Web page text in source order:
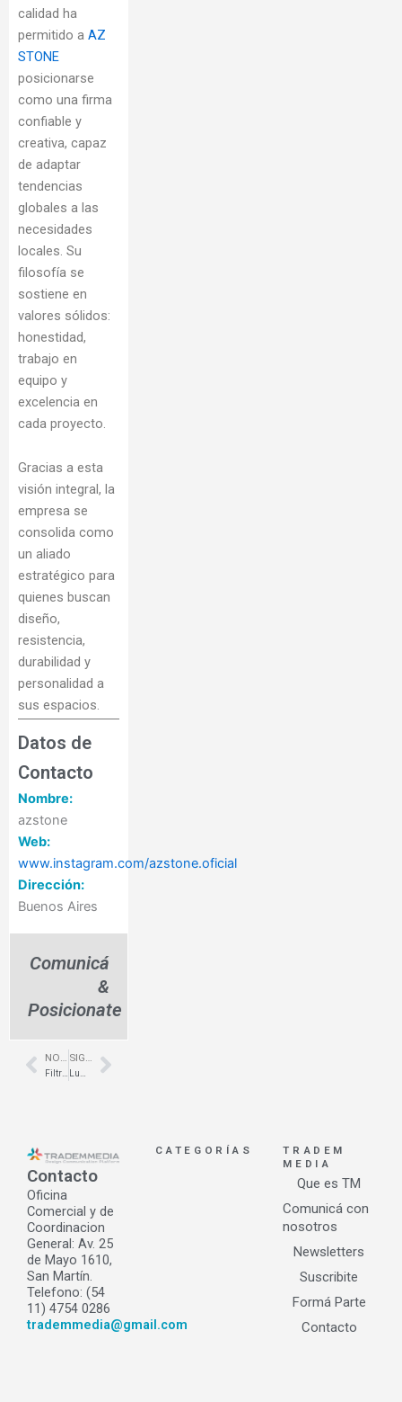
calidad ha
permitido a AZ
STONE
posicionarse
como una firma
confiable y
creativa, capaz
de adaptar
tendencias
globales a las
necesidades
locales. Su
filosofía se
sostiene en
valores sólidos:
honestidad,
trabajo en
equipo y
excelencia en
cada proyecto.
Gracias a esta
visión integral, la
empresa se
consolida como
un aliado
estratégico para
quienes buscan
diseño,
resistencia,
durabilidad y
personalidad a
sus espacios.
Datos de
Contacto
Nombre:
azstone
Web:
www.instagram.com/azstone.oficial
Dirección:
Buenos Aires
Comunicá
&
Posicionate
Prev
NOTA ANTERIOR SIGUIENTE NOTA Next
Contacto
Oficina
Comercial y de
Coordinacion
General: Av. 25
de Mayo 1610,
San Martín.
Telefono: (54
11) 4754 0286
trademmedia@gmail.com
CATEGORÍAS
TRADEM
MEDIA
Que es TM
Comunicá con
nosotros
Newsletters
Suscribite
Formá Parte
Contacto